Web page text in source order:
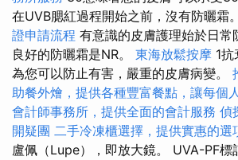
在UVB腮紅過程開始之前，沒有防曬霜。
證申請流程 有意識的皮膚護理始於日常
良好的防曬霜是NR。 東海放鬆按摩 1
為您可以防止有害，嚴重的皮膚病變。
助餐外燴，提供各種豐富餐點，讓每個
會計師事務所，提供全面的會計服務 偵
開疑團 二手冷凍櫃選擇，提供實惠的選
盧佩（Lupe），即放大鏡。 UVA-PF標